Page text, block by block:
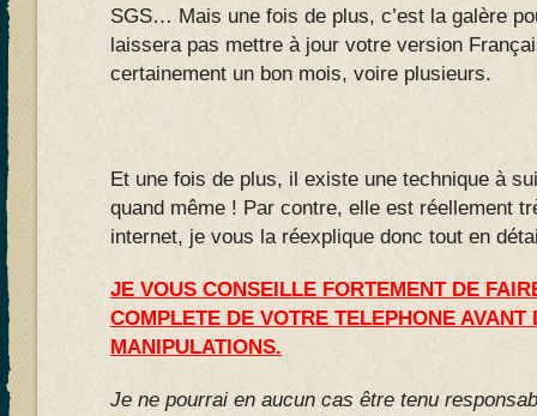
SGS… Mais une fois de plus, c’est la galère
laissera pas mettre à jour votre version
certainement un bon mois, voire plusieurs.
Et une fois de plus, il existe une technique à
quand même ! Par contre, elle est réellement
internet, je vous la réexplique donc tout en
JE VOUS CONSEILLE FORTEMENT DE
COMPLETE DE VOTRE TELEPHONE AVANT
MANIPULATIONS.
Je ne pourrai en aucun cas être tenu